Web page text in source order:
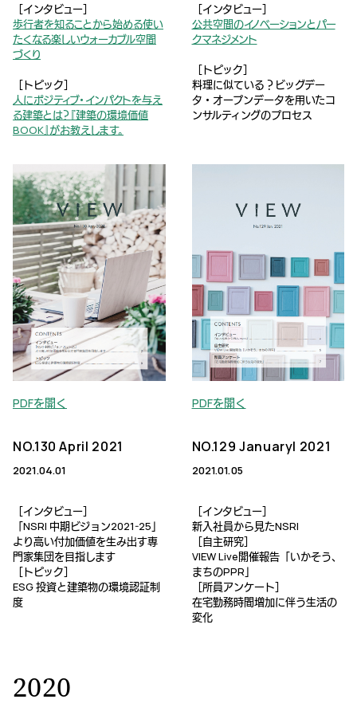
［インタビュー］
歩行者を知ることから始める使い
たくなる楽しいウォーカブル空間
づくり
［トピック］
人にポジティブ・インパクトを与え
る建築とは？『建築の環境価値
BOOK』がお教えします。
［インタビュー］
公共空間のイノベーションとパー
クマネジメント
［トピック］
料理に似ている？ビッグデー
タ・オープンデータを用いたコ
ンサルティングのプロセス
PDFを開く
NO.130 April 2021
2021.04.01
［インタビュー］
「NSRI 中期ビジョン2021-25」
より高い付加価値を生み出す専
門家集団を目指します
［トピック］
ESG 投資と建築物の環境認証制
度
PDFを開く
NO.129 Januaryl 2021
2021.01.05
［インタビュー］
新入社員から見たNSRI
［自主研究］
VIEW Live開催報告「いかそう、
まちのPPR」
［所員アンケート］
在宅勤務時間増加に伴う生活の
変化
2020